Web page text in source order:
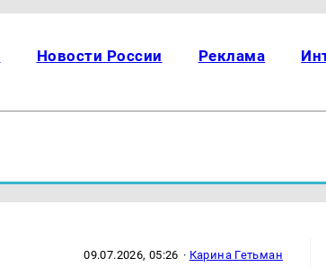
Новости России Реклама
09.07.2026, 05:26 · Карина Гетьман